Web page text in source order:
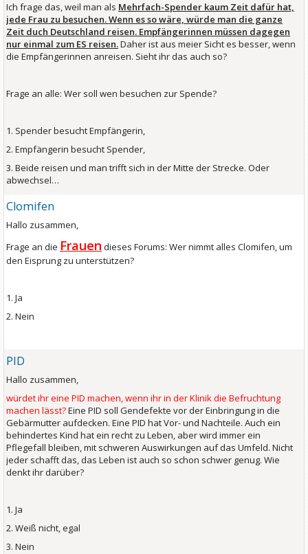
Ich frage das, weil man als Mehrfach-Spender kaum Zeit dafür hat,
jede Frau zu besuchen. Wenn es so wäre, würde man die ganze
Zeit duch Deutschland reisen. Empfängerinnen müssen dagegen
nur einmal zum ES reisen.Daher ist aus meier Sicht es besser, wenn
die Empfängerinnen anreisen. Sieht ihr das auch so?
Frage an alle: Wer soll wen besuchen zur Spende?
1. Spender besucht Empfängerin,
2. Empfängerin besucht Spender,
3. Beide reisen und man trifft sich in der Mitte der Strecke. Oder
abwechsel…
Clomifen
Hallo zusammen,
Frage an die Frauen dieses Forums: Wer nimmt alles Clomifen, um
den Eisprung zu unterstützen?
1. Ja
2. Nein
PID
Hallo zusammen,
würdet ihr eine PID machen, wenn ihr in der Klinik die Befruchtung
machen lässt?Eine PID soll Gendefekte vor der Einbringung in die
Gebärmutter aufdecken. Eine PID hat Vor- und Nachteile. Auch ein
behindertes Kind hat ein recht zu Leben, aber wird immer ein
Pflegefall bleiben, mit schweren Auswirkungen auf das Umfeld. Nicht
jeder schafft das, das Leben ist auch so schon schwer genug. Wie
denkt ihr darüber?
1. Ja
2. Weiß nicht, egal
3. Nein